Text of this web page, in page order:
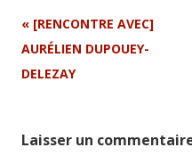
Navigation
Article
« [RENCONTRE AVEC]
AURÉLIEN DUPOUEY-
DELEZAY
Laisser un